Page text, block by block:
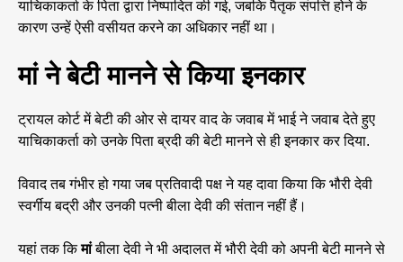
याचिकाकर्ता के पिता द्वारा निष्पादित की गई, जबकि पैतृक संपत्ति होने के
कारण उन्हें ऐसी वसीयत करने का अधिकार नहीं था।
मां ने बेटी मानने से किया इनकार
ट्रायल कोर्ट में बेटी की ओर से दायर वाद के जवाब में भाई ने जवाब देते हुए
याचिकाकर्ता को उनके पिता ब्रदी की बेटी मानने से ही इनकार कर दिया.
विवाद तब गंभीर हो गया जब प्रतिवादी पक्ष ने यह दावा किया कि भौरी देवी
स्वर्गीय बद्री और उनकी पत्नी बीला देवी की संतान नहीं हैं।
यहां तक किमांबीला देवी ने भी अदालत में भौरी देवी को अपनी बेटी मानने से